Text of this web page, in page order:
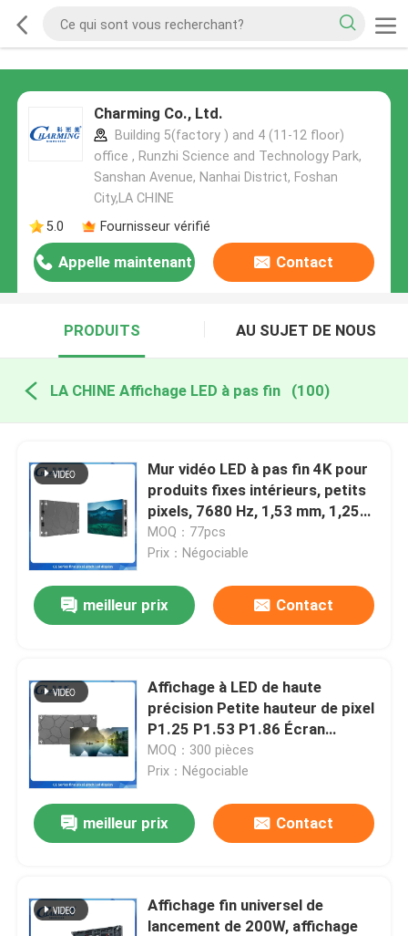
Charming Co., Ltd.
Building 5(factory ) and 4 (11-12 floor)
office , Runzhi Science and Technology Park,
Sanshan Avenue, Nanhai District, Foshan
City,LA CHINE
5.0
Fournisseur vérifié
Appelle maintenant Contact
PRODUITS AU SUJET DE NOUS
LA CHINE Affichage LED à pas fin (100)
Mur vidéo LED à pas fin 4K pour
produits fixes intérieurs, petits
pixels, 7680 Hz, 1,53 mm, 1,25
mm, 2 mm, 1,86 mm
MOQ：77pcs
Prix：Négociable
meilleur prix Contact
Affichage à LED de haute
précision Petite hauteur de pixel
P1.25 P1.53 P1.86 Écran
d'affichage vidéo à LED pour
réunions en intérieur
MOQ：300 pièces
Prix：Négociable
meilleur prix Contact
Affichage fin universel de
lancement de 200W, affichage